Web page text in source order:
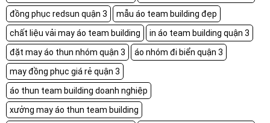
đồng phục redsun quận 3
mẫu áo team building đẹp
chất liệu vải may áo team building
in áo team building quận 3
đặt may áo thun nhóm quận 3
áo nhóm đi biển quận 3
may đồng phục giá rẻ quận 3
áo thun team building doanh nghiệp
xưởng may áo thun team building